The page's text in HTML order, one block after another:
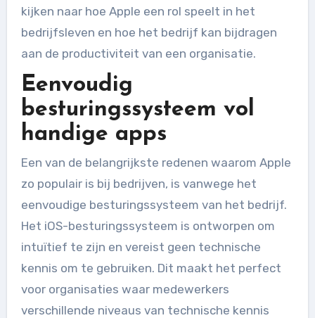
kijken naar hoe Apple een rol speelt in het
bedrijfsleven en hoe het bedrijf kan bijdragen
aan de productiviteit van een organisatie.
Eenvoudig
besturingssysteem vol
handige apps
Een van de belangrijkste redenen waarom Apple
zo populair is bij bedrijven, is vanwege het
eenvoudige besturingssysteem van het bedrijf.
Het iOS-besturingssysteem is ontworpen om
intuïtief te zijn en vereist geen technische
kennis om te gebruiken. Dit maakt het perfect
voor organisaties waar medewerkers
verschillende niveaus van technische kennis